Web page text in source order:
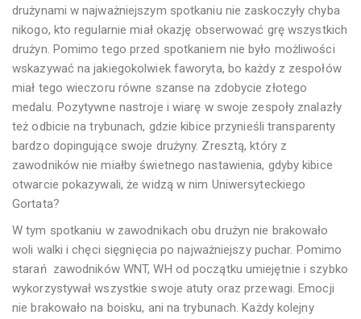
drużynami w najważniejszym spotkaniu nie zaskoczyły chyba
nikogo, kto regularnie miał okazję obserwować grę wszystkich
drużyn. Pomimo tego przed spotkaniem nie było możliwości
wskazywać na jakiegokolwiek faworyta, bo każdy z zespołów
miał tego wieczoru równe szanse na zdobycie złotego
medalu. Pozytywne nastroje i wiarę w swoje zespoły znalazły
też odbicie na trybunach, gdzie kibice przynieśli transparenty
bardzo dopingujące swoje drużyny. Zresztą, który z
zawodników nie miałby świetnego nastawienia, gdyby kibice
otwarcie pokazywali, że widzą w nim Uniwersyteckiego
Gortata?
W tym spotkaniu w zawodnikach obu drużyn nie brakowało
woli walki i chęci sięgnięcia po najważniejszy puchar. Pomimo
starań zawodników WNT, WH od początku umiejętnie i szybko
wykorzystywał wszystkie swoje atuty oraz przewagi. Emocji
nie brakowało na boisku, ani na trybunach. Każdy kolejny